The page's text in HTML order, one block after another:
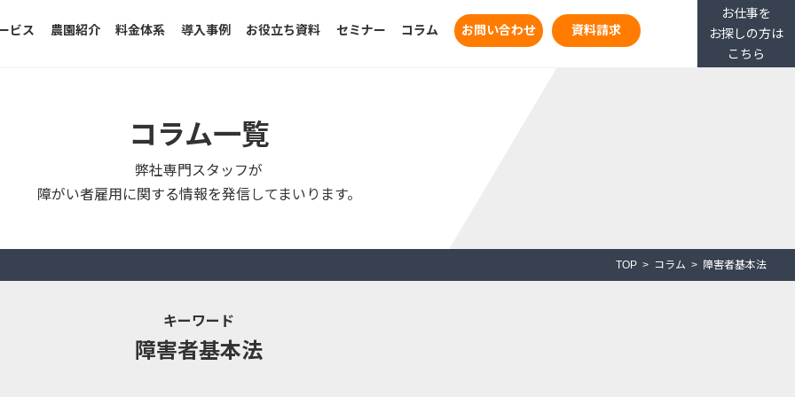
ビス 農園紹介 料金体系 導入事例 お役立ち資料 セミナー コラム お問い合わせ 資料請求
お仕事を
お探しの方は
こちら
コラム一覧
弊社専門スタッフが
障がい者雇用に関する情報を発信してまいります。
TOP コラム 障害者基本法
キーワード
障害者基本法